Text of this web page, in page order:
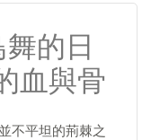
舞的日
血與骨
不平坦的荊棘之